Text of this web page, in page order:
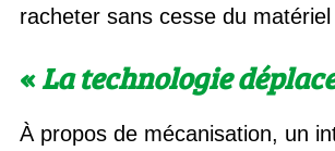
racheter sans cesse du matériel
«La technologie
À propos de mécanisation, un